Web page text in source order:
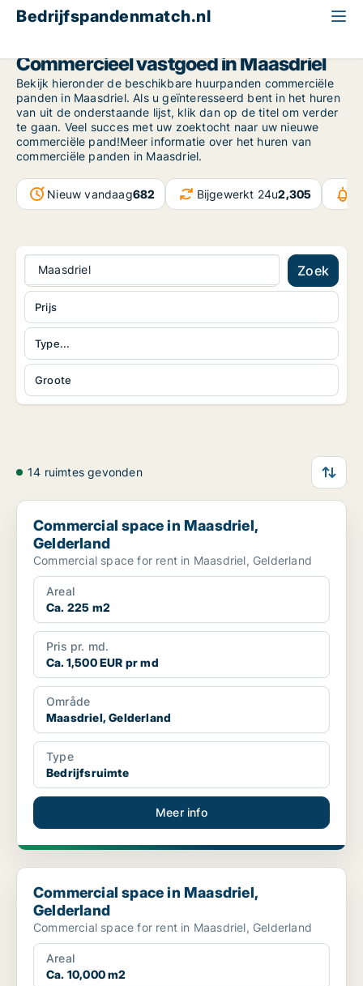
Bedrijfspandenmatch.nl
Commercieel vastgoed in Maasdriel
Bekijk hieronder de beschikbare huurpanden commerciële
panden in Maasdriel. Als u geïnteresseerd bent in het huren
van uit de onderstaande lijst, klik dan op de titel om verder
te gaan. Veel succes met uw zoektocht naar uw nieuwe
commerciële pand!Meer informatie over het huren van
commerciële panden in Maasdriel.
Nieuw vandaag682 Bijgewerkt 24u2,305
Maasdriel Zoek
Type...
Groote
Prijs
14 ruimtes gevonden
Commercial space in Maasdriel, Gelderland
Commercial space in Maasdriel,
Gelderland
Commercial space for rent in Maasdriel, Gelderland
Areal
Ca. 225 m2
Pris pr. md.
Ca. 1,500 EUR pr md
Område
Maasdriel, Gelderland
Type
Bedrijfsruimte
Meer info
Commercial space in Maasdriel, Gelderland
Commercial space in Maasdriel,
Gelderland
Commercial space for rent in Maasdriel, Gelderland
Areal
Ca. 10,000 m2